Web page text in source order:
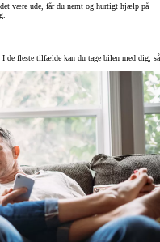
være ude, får du nemt og hurtigt hjælp på
de fleste tilfælde kan du tage bilen med dig, så